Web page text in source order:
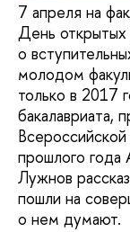
7 апреля на
День
о
молодом
только в 2017
бакалавриата,
прошлого года
Лужнов
пошли на
о нем думают.